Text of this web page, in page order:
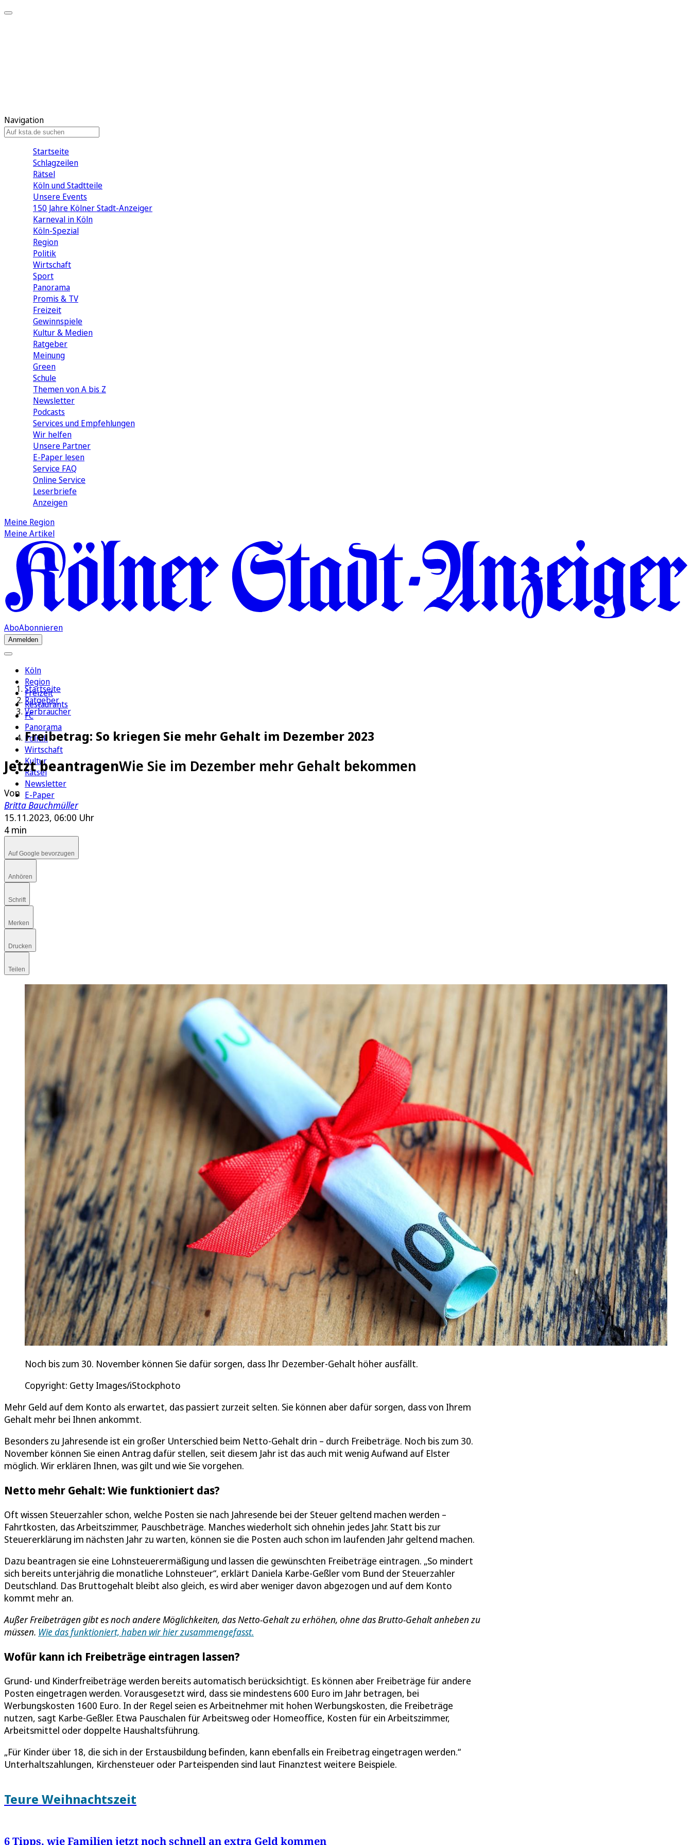
Navigation
Startseite
Schlagzeilen
Rätsel
Köln und Stadtteile
Unsere Events
150 Jahre Kölner Stadt-Anzeiger
Karneval in Köln
Köln-Spezial
Region
Politik
Wirtschaft
Sport
Panorama
Promis & TV
Freizeit
Gewinnspiele
Kultur & Medien
Ratgeber
Meinung
Green
Schule
Themen von A bis Z
Newsletter
Podcasts
Services und Empfehlungen
Wir helfen
Unsere Partner
E-Paper lesen
Service FAQ
Online Service
Leserbriefe
Anzeigen
Meine Region
Meine Artikel
AboAbonnieren
Anmelden
Köln
Region
Freizeit
Restaurants
FC
Panorama
Politik
Wirtschaft
Kultur
Rätsel
Newsletter
E-Paper
Startseite
Ratgeber
Verbraucher
Freibetrag: So kriegen Sie mehr Gehalt im Dezember 2023
Jetzt beantragenWie Sie im Dezember mehr Gehalt bekommen
Von
Britta Bauchmüller
15.11.2023, 06:00 Uhr
4 min
Auf Google bevorzugen
Anhören
Schrift
Merken
Drucken
Teilen
Noch bis zum 30. November können Sie dafür sorgen, dass Ihr Dezember-Gehalt höher ausfällt.
Copyright: Getty Images/iStockphoto
Mehr Geld auf dem Konto als erwartet, das passiert zurzeit selten. Sie können aber dafür sorgen, dass von Ihrem
Gehalt mehr bei Ihnen ankommt.
Besonders zu Jahresende ist ein großer Unterschied beim Netto-Gehalt drin – durch Freibeträge. Noch bis zum 30.
November können Sie einen Antrag dafür stellen, seit diesem Jahr ist das auch mit wenig Aufwand auf Elster
möglich. Wir erklären Ihnen, was gilt und wie Sie vorgehen.
Netto mehr Gehalt: Wie funktioniert das?
Oft wissen Steuerzahler schon, welche Posten sie nach Jahresende bei der Steuer geltend machen werden –
Fahrtkosten, das Arbeitszimmer, Pauschbeträge. Manches wiederholt sich ohnehin jedes Jahr. Statt bis zur
Steuererklärung im nächsten Jahr zu warten, können sie die Posten auch schon im laufenden Jahr geltend machen.
Dazu beantragen sie eine Lohnsteuerermäßigung und lassen die gewünschten Freibeträge eintragen. „So mindert
sich bereits unterjährig die monatliche Lohnsteuer“, erklärt Daniela Karbe-Geßler vom Bund der Steuerzahler
Deutschland. Das Bruttogehalt bleibt also gleich, es wird aber weniger davon abgezogen und auf dem Konto
kommt mehr an.
Außer Freibeträgen gibt es noch andere Möglichkeiten, das Netto-Gehalt zu erhöhen, ohne das Brutto-Gehalt anheben zu
müssen. Wie das funktioniert, haben wir hier zusammengefasst.
Wofür kann ich Freibeträge eintragen lassen?
Grund- und Kinderfreibeträge werden bereits automatisch berücksichtigt. Es können aber Freibeträge für andere
Posten eingetragen werden. Vorausgesetzt wird, dass sie mindestens 600 Euro im Jahr betragen, bei
Werbungskosten 1600 Euro. In der Regel seien es Arbeitnehmer mit hohen Werbungskosten, die Freibeträge
nutzen, sagt Karbe-Geßler. Etwa Pauschalen für Arbeitsweg oder Homeoffice, Kosten für ein Arbeitszimmer,
Arbeitsmittel oder doppelte Haushaltsführung.
„Für Kinder über 18, die sich in der Erstausbildung befinden, kann ebenfalls ein Freibetrag eingetragen werden.“
Unterhaltszahlungen, Kirchensteuer oder Parteispenden sind laut Finanztest weitere Beispiele.
Teure Weihnachtszeit
6 Tipps, wie Familien jetzt noch schnell an extra Geld kommen